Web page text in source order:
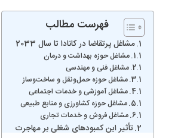
فهرست مطالب
مشاغل پرتقاضا در کانادا تا سال 2033
مشاغل حوزه بهداشت و درمان
مشاغل فنی و مهندسی
مشاغل حوزه حمل‌ونقل و ساخت‌وساز
مشاغل آموزشی و خدمات اجتماعی
مشاغل حوزه کشاورزی و منابع طبیعی
مشاغل فروش و خدمات تجاری
تأثیر این کمبودهای شغلی بر مهاجرت